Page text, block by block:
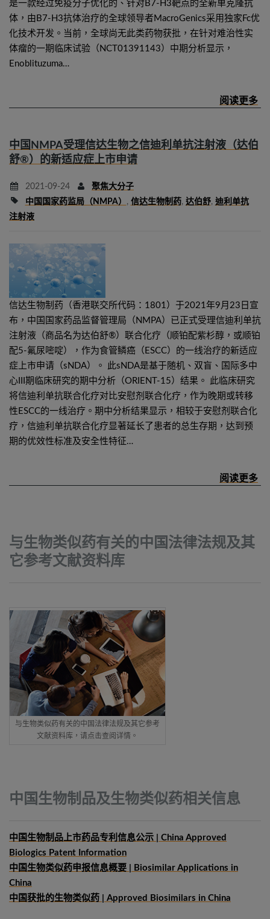
是一款经过免疫分子优化的、针对B7-H3靶点的全新单克隆抗
体，由B7-H3抗体治疗的全球领导者MacroGenics采用独家Fc优
化技术开发。当前，全球尚无此类药物获批，在针对难治性实
体瘤的一期临床试验（NCT01391143）中期分析显示，
Enoblituzuma…
中国NMPA受理信达生物之信迪利单抗注射液（达伯
舒®）的新适应症上市申请
2021-09-24
聚焦大分子
中国国家药监局（NMPA）
, 信达生物制药, 达伯舒, 迪利单抗
注射液
信达生物制药（香港联交所代码：1801）于2021年9月23日宣
布，中国国家药品监督管理局（NMPA）已正式受理信迪利单抗
注射液（商品名为达伯舒®）联合化疗（顺铂配紫杉醇，或顺铂
配5-氟尿嘧啶），作为食管鳞癌（ESCC）的一线治疗的新适应
症上市申请（sNDA）。 此sNDA是基于随机、双盲、国际多中
心III期临床研究的期中分析（ORIENT-15）结果。 此临床研究
将信迪利单抗联合化疗对比安慰剂联合化疗，作为晚期或转移
性ESCC的一线治疗。期中分析结果显示，相较于安慰剂联合化
疗，信迪利单抗联合化疗显著延长了患者的总生存期，达到预
期的优效性标准及安全性特征…
与生物类似药有关的中国法律法规及其
它参考文献资料库
与生物类似药有关的中国法律法规及其它参考
文献资料库，请点击查阅详情。
中国生物制品及生物类似药相关信息
中国生物制品上市药品专利信息公示 | China Approved
Biologics Patent Information
中国生物类似药申报信息概要 | Biosimilar Applications in
China
中国获批的生物类似药 | Approved Biosimilars in China